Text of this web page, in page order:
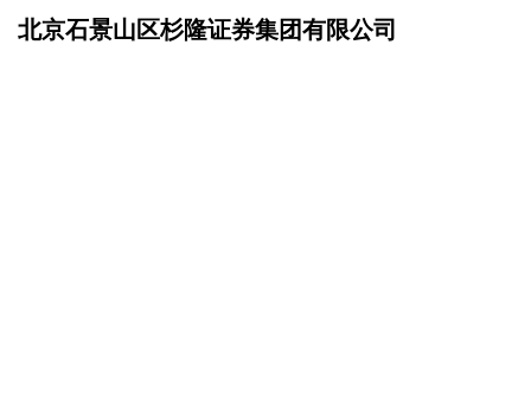
北京石景山区杉隆证券集团有限公司